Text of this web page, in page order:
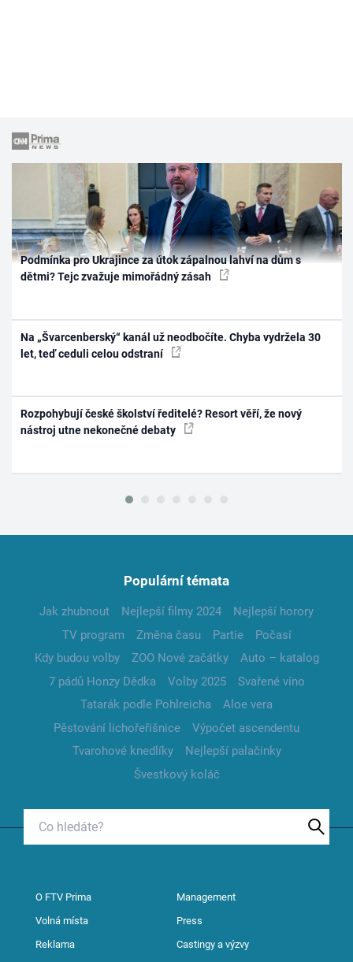
Podmínka pro Ukrajince za útok zápalnou lahví na dům s
dětmi? Tejc zvažuje mimořádný zásah
Na „Švarcenberský“ kanál už neodbočíte. Chyba vydržela 30
let, teď ceduli celou odstraní
Rozpohybují české školství ředitelé? Resort věří, že nový
nástroj utne nekonečné debaty
Populární témata
Jak zhubnout Nejlepší filmy 2024
Nejlepší horory
TV program
Změna času Partie
Počasí
Kdy budou volby
ZOO Nové začátky
Auto – katalog
7 pádů Honzy Dědka
Volby 2025
Svařené víno
Tatarák podle Pohlreicha
Aloe vera
Pěstování lichořeřišnice
Výpočet ascendentu
Tvarohové knedlíky
Nejlepší palačinky
Švestkový koláč
O FTV Prima Management
Volná místa Press
Reklama Castingy a výzvy